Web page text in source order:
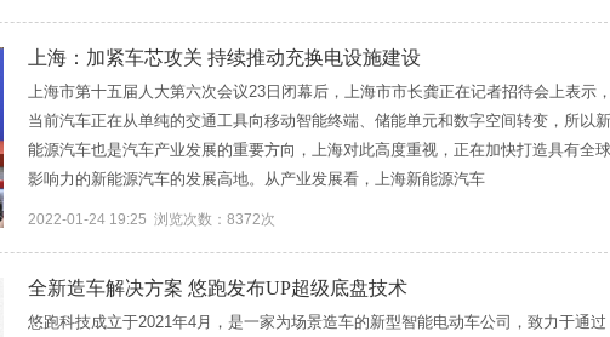
上海：加紧车芯攻关 持续推动充换电设施建设
上海市第十五届人大第六次会议23日闭幕后，上海市市长龚正在记者招待会上表示，
当前汽车正在从单纯的交通工具向移动智能终端、储能单元和数字空间转变，所以新
能源汽车也是汽车产业发展的重要方向，上海对此高度重视，正在加快打造具有全球
影响力的新能源汽车的发展高地。从产业发展看，上海新能源汽车
2022-01-24 19:25 浏览次数：8372次
全新造车解决方案 悠跑发布UP超级底盘技术
悠跑科技成立于2021年4月，是一家为场景造车的新型智能电动车公司，致力于通过